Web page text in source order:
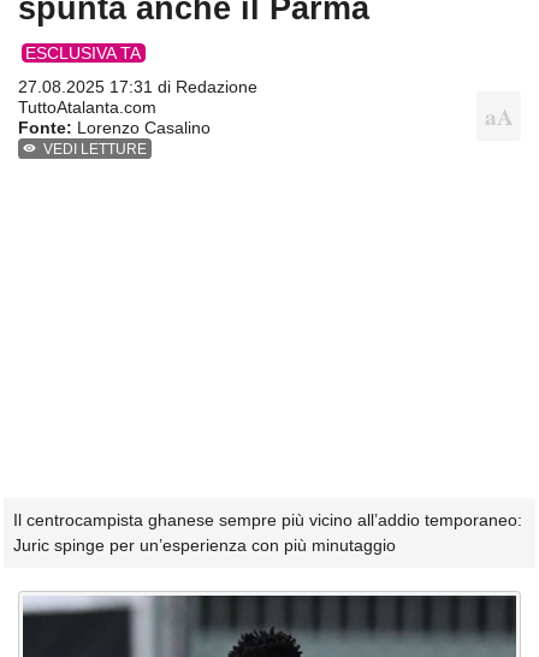
spunta anche il Parma
ESCLUSIVA TA
27.08.2025 17:31 di Redazione
TuttoAtalanta.com
Fonte: Lorenzo Casalino
VEDI LETTURE
Il centrocampista ghanese sempre più vicino all’addio temporaneo:
Juric spinge per un’esperienza con più minutaggio